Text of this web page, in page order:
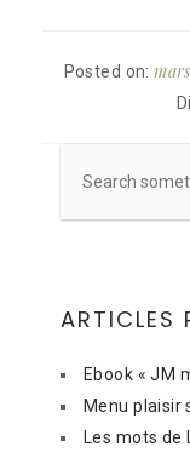
Posted on:
ARTICLES
Ebook « JM
Menu plaisir
Les mots de